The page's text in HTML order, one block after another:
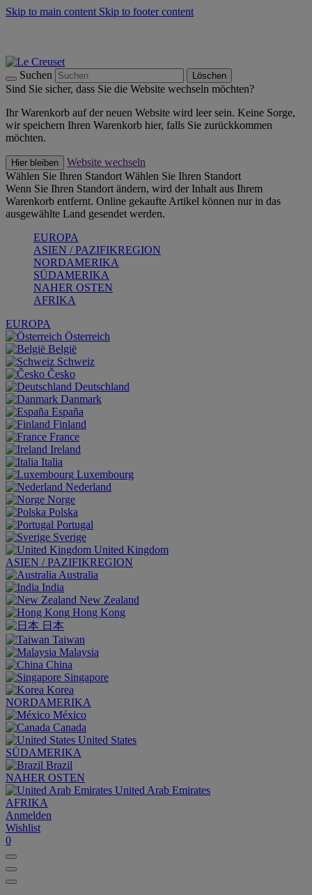
Skip to main content Skip to footer content
Suchen Löschen
Sind Sie sicher, dass Sie die Website wechseln möchten?
Ihr Warenkorb auf der neuen Website wird leer sein. Keine Sorge,
wir speichern Ihren Warenkorb hier, falls Sie zurückkommen
möchten.
Hier bleiben
Website wechseln
Wählen Sie Ihren Standort Wählen Sie Ihren Standort
Wenn Sie Ihren Standort ändern, wird der Inhalt aus Ihrem
Warenkorb entfernt. Online gekaufte Artikel können nur in das
ausgewählte Land gesendet werden.
EUROPA
ASIEN / PAZIFIKREGION
NORDAMERIKA
SÜDAMERIKA
NAHER OSTEN
AFRIKA
EUROPA
Österreich
België
Schweiz
Česko
Deutschland
Danmark
España
Finland
France
Ireland
Italia
Luxembourg
Nederland
Norge
Polska
Portugal
Sverige
United Kingdom
ASIEN / PAZIFIKREGION
Australia
India
New Zealand
Hong Kong
日本
Taiwan
Malaysia
China
Singapore
Korea
NORDAMERIKA
México
Canada
United States
SÜDAMERIKA
Brazil
NAHER OSTEN
United Arab Emirates
AFRIKA
Anmelden
Wishlist
0